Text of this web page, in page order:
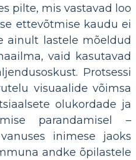
pilte, mis vastavad loo
ettevõtmise kaudu ei
ainult lastele mõeldud
vaid kasutavad
Protsessi
visuaalide võimsa
olukordade ja
parandamisel –
inimese jaoks
andke õpilastele